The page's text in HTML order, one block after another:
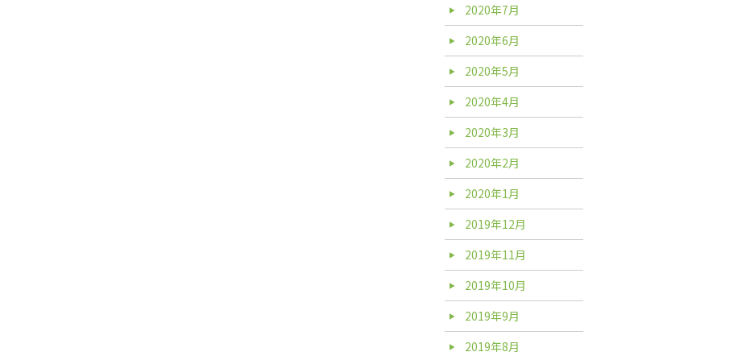
2020年7月
2020年6月
2020年5月
2020年4月
2020年3月
2020年2月
2020年1月
2019年12月
2019年11月
2019年10月
2019年9月
2019年8月